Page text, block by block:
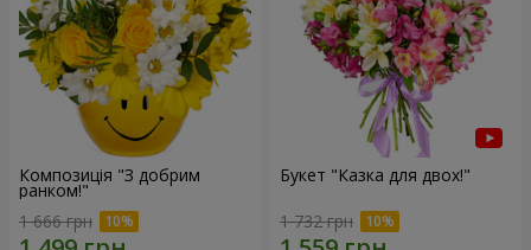
Композиція "З добрим
ранком!"
1 666 грн
Букет "Казка для двох!"
1 732 грн